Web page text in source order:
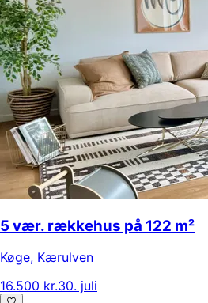
5 vær. rækkehus på 122 m²
Køge, Kærulven
16.500 kr.30. juli